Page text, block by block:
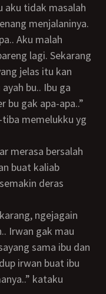
aku tidak masalah
menjalaninya.
lagi. Sekarang
jelas itu kan
bu.. Ibu ga
bu gak apa-apa..”
buat kaliab
deras
Irwan gak mau
sama ibu dan
irwan buat ibu
kataku